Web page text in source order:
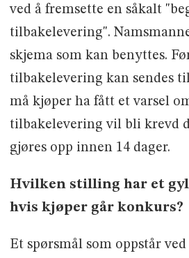
ved å fremsette en såkalt
tilbakelevering".
skjema som kan benyttes.
tilbakelevering kan sendes
må kjøper ha fått et varsel
tilbakelevering vil bli krevd
gjøres opp innen 14 dager.
Hvilken stilling har et
hvis kjøper går konkurs?
Et spørsmål som oppstår